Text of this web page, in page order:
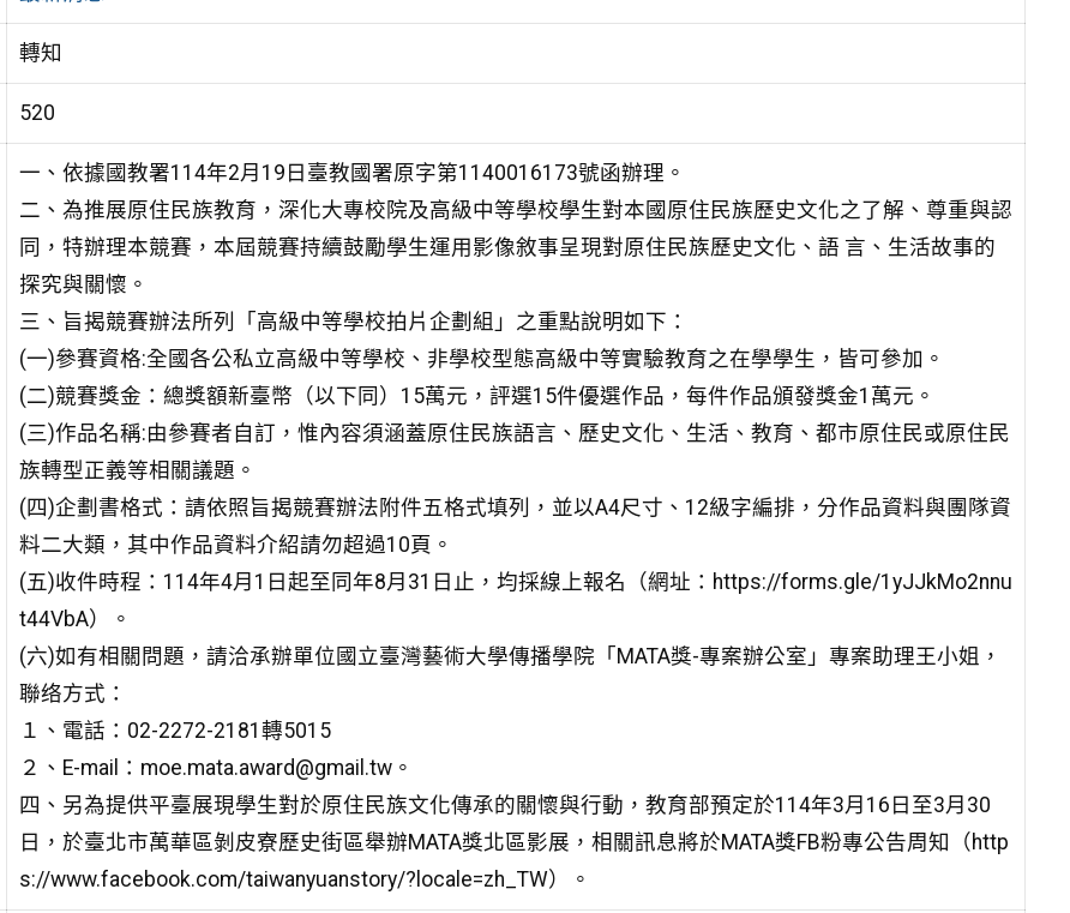
轉知
520
一、依據國教署114年2月19日臺教國署原字第1140016173號函辦理。
二、為推展原住民族教育，深化大專校院及高級中等學校學生對本國原住民族歷史文化之了解、尊重與認
同，特辦理本競賽，本屆競賽持續鼓勵學生運用影像敘事呈現對原住民族歷史文化、語 言、生活故事的
探究與關懷。
三、旨揭競賽辦法所列「高級中等學校拍片企劃組」之重點說明如下：
(一)參賽資格:全國各公私立高級中等學校、非學校型態高級中等實驗教育之在學學生，皆可參加。
(二)競賽獎金：總獎額新臺幣（以下同）15萬元，評選15件優選作品，每件作品頒發獎金1萬元。
(三)作品名稱:由參賽者自訂，惟內容須涵蓋原住民族語言、歷史文化、生活、教育、都市原住民或原住民
族轉型正義等相關議題。
(四)企劃書格式：請依照旨揭競賽辦法附件五格式填列，並以A4尺寸、12級字編排，分作品資料與團隊資
料二大類，其中作品資料介紹請勿超過10頁。
(五)收件時程：114年4月1日起至同年8月31日止，均採線上報名（網址：https://forms.gle/1yJJkMo2nnu
t44VbA）。
(六)如有相關問題，請洽承辦單位國立臺灣藝術大學傳播學院「MATA獎-專案辦公室」專案助理王小姐，
聯络方式：
１、電話：02-2272-2181轉5015
２、E-mail：moe.mata.award@gmail.tw。
四、另為提供平臺展現學生對於原住民族文化傳承的關懷與行動，教育部預定於114年3月16日至3月30
日，於臺北市萬華區剝皮寮歷史街區舉辦MATA獎北區影展，相關訊息將於MATA獎FB粉專公告周知（http
s://www.facebook.com/taiwanyuanstory/?locale=zh_TW）。